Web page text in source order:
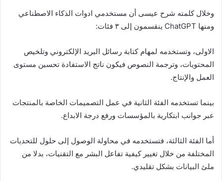
وخلال كلمته شرح عيسى أن مستخدمي ادوات الذكاء الاصطناعي
ومنها ChatGPT ينقسمون إلى ٣ فئات:
الاولى، وتستخدمه لمهام كتابة رسائل البريد الإلكتروني وتلخيص
المحتويات، وترجمة النصوص فيكون ناتج الاستفادة تحسين مستوى
العمل والإنتاج.
بينما تستخدمه الفئة الثانية في عمل التصميمات الخاصة بالمنتجات
عبر جوانب ابتكارية بالمؤسسات ورفع درجة الابداع.
أما الفئة الثالثة، فتستخدمه في محاولة الوصول إلى حلول للتحديات
المختلفة من خلال تغيير كيفية تفاعل البشر مع التقنيات، بدلا من
ملئ البيانات بشكل تقليدي.